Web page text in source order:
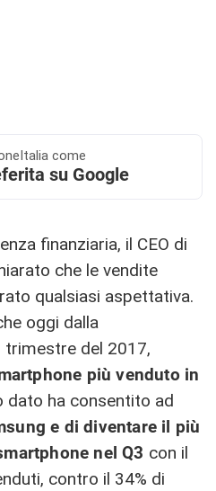
come
su Google
finanziaria, il CEO di
che le vendite
qualsiasi aspettativa.
oggi dalla
trimestre del 2017,
più venduto in
dato ha consentito ad
e di diventare il più
nel Q3 con il
contro il 34% di